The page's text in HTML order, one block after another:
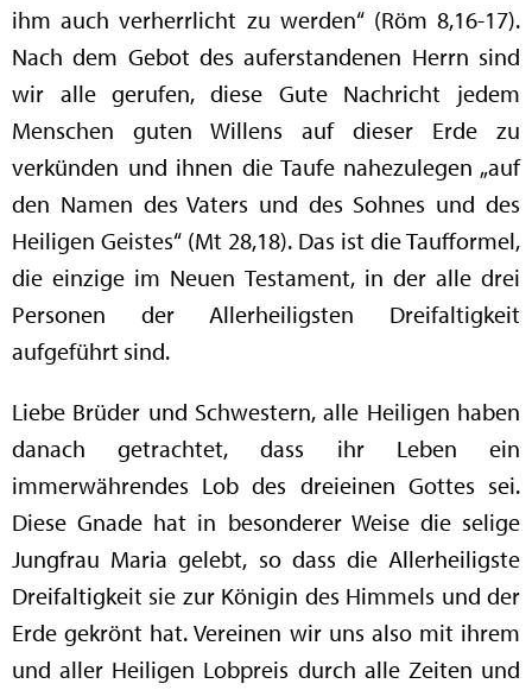
ihm auch verherrlicht zu werden“ (Röm 8,16-17).
Nach dem Gebot des auferstandenen Herrn sind
wir alle gerufen, diese Gute Nachricht jedem
Menschen guten Willens auf dieser Erde zu
verkünden und ihnen die Taufe nahezulegen „auf
den Namen des Vaters und des Sohnes und des
Heiligen Geistes“ (Mt 28,18). Das ist die Taufformel,
die einzige im Neuen Testament, in der alle drei
Personen der Allerheiligsten Dreifaltigkeit
aufgeführt sind.
Liebe Brüder und Schwestern, alle Heiligen haben
danach getrachtet, dass ihr Leben ein
immerwährendes Lob des dreieinen Gottes sei.
Diese Gnade hat in besonderer Weise die selige
Jungfrau Maria gelebt, so dass die Allerheiligste
Dreifaltigkeit sie zur Königin des Himmels und der
Erde gekrönt hat. Vereinen wir uns also mit ihrem
und aller Heiligen Lobpreis durch alle Zeiten und